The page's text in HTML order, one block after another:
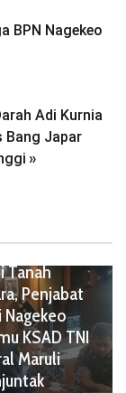
BPN Nagekeo
Adi Kurnia
Bang Japar
»
Tanah
Penjabat
KSAD TNI
Maruli